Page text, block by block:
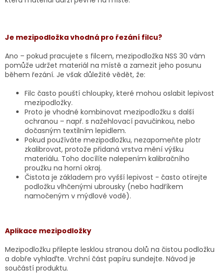
Je mezipodložka vhodná pro řezání filcu?
Ano – pokud pracujete s filcem, mezipodložka NSS 30 vám
pomůže udržet materiál na místě a zamezit jeho posunu
během řezání. Je však důležité vědět, že:
Filc často pouští chloupky, které mohou oslabit lepivost
mezipodložky.
Proto je vhodné kombinovat mezipodložku s další
ochranou – např. s nažehlovací pavučinkou, nebo
dočasným textilním lepidlem.
Pokud používáte mezipodložku, nezapomeňte plotr
zkalibrovat, protože přidaná vrstva mění výšku
materiálu. Toho docílíte nalepením kalibračního
proužku na horní okraj.
Čistota je základem pro vyšší lepivost - často otírejte
podložku vlhčenými ubrousky (nebo hadříkem
namočeným v mýdlové vodě).
Aplikace mezipodložky
Mezipodložku přilepte lesklou stranou dolů na čistou podložku
a dobře vyhlaďte. Vrchní část papíru sundejte. Návod je
součástí produktu.